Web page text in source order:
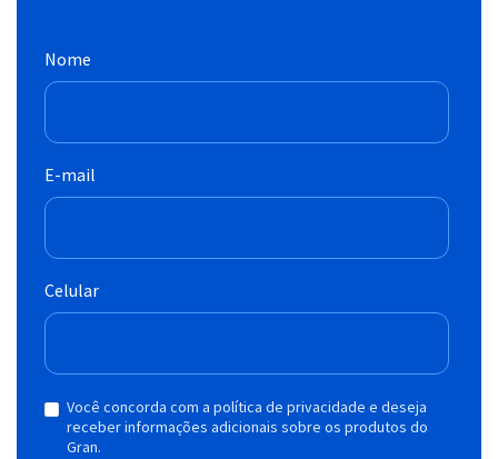
Nome
E-mail
Celular
Você concorda com a política de privacidade e deseja
receber informações adicionais sobre os produtos do
Gran.